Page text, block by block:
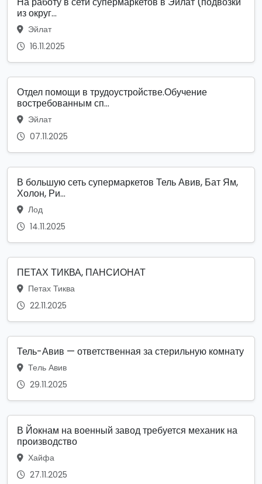
из округ...
Эйлат
16.11.2025
Отдел помощи в трудоустройстве.Обучение
востребованным сп...
Эйлат
07.11.2025
В большую сеть супермаркетов Тель Авив, Бат Ям,
Холон, Ри...
Лод
14.11.2025
ПЕТАХ ТИКВА, ПАНСИОНАТ
Петах Тиква
22.11.2025
Тель-Авив — ответственная за стерильную комнату
Тель Авив
29.11.2025
В Йокнам на военный завод требуется механик на
производство
Хайфа
27.11.2025